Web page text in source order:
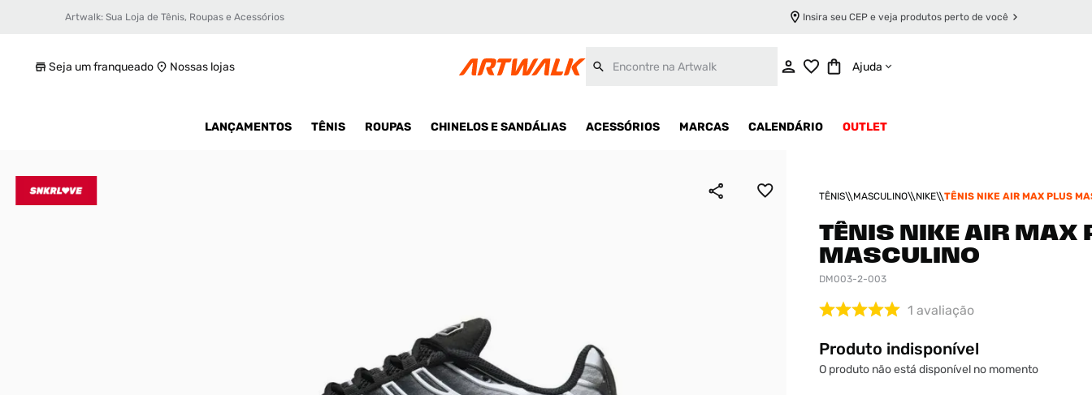
Artwalk: Sua Loja de Tênis, Roupas e Acessórios Insira seu CEP e veja produtos perto de você
Seja um franqueado Nossas lojas Ajuda
LANÇAMENTOS TÊNIS ROUPAS CHINELOS E SANDÁLIAS ACESSÓRIOS MARCAS CALENDÁRIO OUTLET
TÊNIS MASCULINO NIKE TÊNIS NIKE AIR MAX PLUS
TÊNIS NIKE AIR MAX
MASCULINO
DM003-2-003
1 avaliação
Produto indisponível
O produto não está disponível no momento
Tênis Nike Air Max Plus Masculino